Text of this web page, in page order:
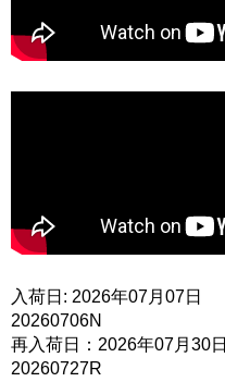
入荷日: 2026年07月07日
20260706N
再入荷日：2026年07月30日
20260727R